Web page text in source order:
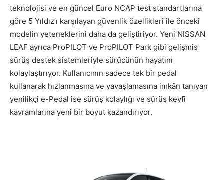
teknolojisi ve en güncel Euro NCAP test standartlarına
göre 5 Yıldız’ı karşılayan güvenlik özellikleri ile önceki
modelin yeteneklerini daha da geliştiriyor. Yeni NISSAN
LEAF ayrıca ProPILOT ve ProPILOT Park gibi gelişmiş
sürüş destek sistemleriyle sürücünün hayatını
kolaylaştırıyor. Kullanıcının sadece tek bir pedal
kullanarak hızlanmasına ve yavaşlamasına imkân tanıyan
yenilikçi e-Pedal ise sürüş kolaylığı ve sürüş keyfi
kavramlarına yeni bir boyut kazandırıyor.